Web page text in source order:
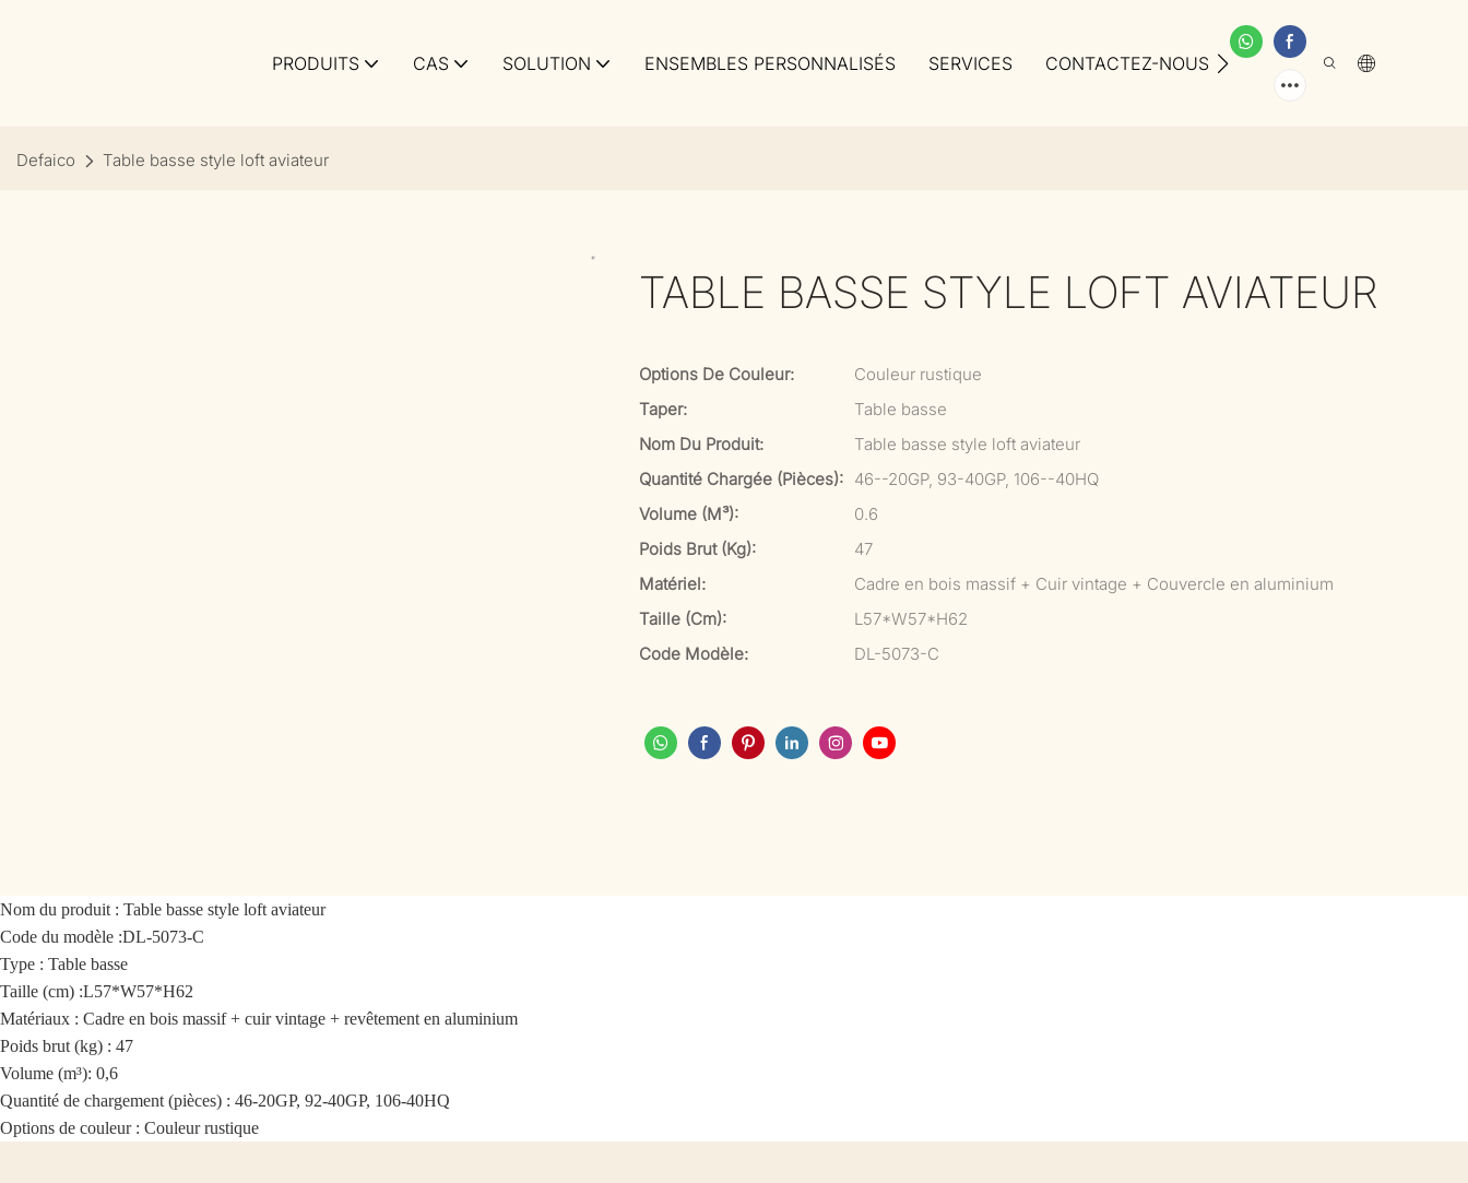
PRODUITS CAS SOLUTION ENSEMBLES PERSONNALISÉS SERVICES CONTACTEZ-NOUS À PROPOS DE NOUS
Defaico Table basse style loft aviateur
TABLE BASSE STYLE LOFT AVIATEUR
Options De Couleur:
Couleur rustique
Taper:
Table basse
Nom Du Produit:
Table basse style loft aviateur
Quantité Chargée (pièces): 46--20GP, 93-40GP, 106--40HQ
Volume (m³):
0.6
Poids Brut (kg):
47
Matériel:
Cadre en bois massif + Cuir vintage + Couvercle en aluminium
Taille (cm):
L57*W57*H62
Code Modèle:
DL-5073-C
Nom du produit : Table basse style loft aviateur
Code du modèle :DL-5073-C
Type : Table basse
Taille (cm) :L57*W57*H62
Matériaux : Cadre en bois massif + cuir vintage + revêtement en aluminium
Poids brut (kg) : 47
Volume (m³): 0,6
Quantité de chargement (pièces) : 46-20GP, 92-40GP, 106-40HQ
Options de couleur : Couleur rustique